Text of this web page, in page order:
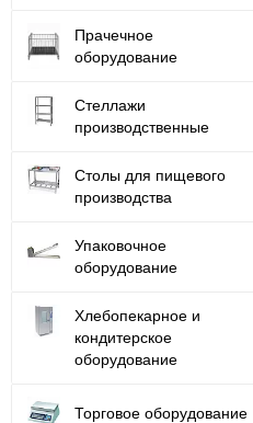
Прачечное
оборудование
Стеллажи
производственные
Столы для пищевого
производства
Упаковочное
оборудование
Хлебопекарное и
кондитерское
оборудование
Торговое оборудование